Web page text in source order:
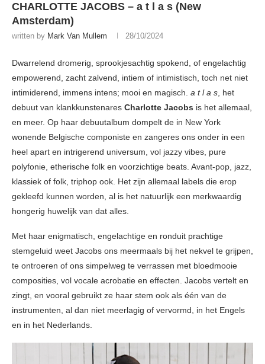
CHARLOTTE JACOBS – a t l a s (New
Amsterdam)
written by Mark Van Mullem 28/10/2024
Dwarrelend dromerig, sprookjesachtig spokend, of engelachtig
empowerend, zacht zalvend, intiem of intimistisch, toch net niet
intimiderend, immens intens; mooi en magisch. a t l a s, het
debuut van klankkunstenares Charlotte Jacobs is het allemaal,
en meer. Op haar debuutalbum dompelt de in New York
wonende Belgische componiste en zangeres ons onder in een
heel apart en intrigerend universum, vol jazzy vibes, pure
polyfonie, etherische folk en voorzichtige beats. Avant-pop, jazz,
klassiek of folk, triphop ook. Het zijn allemaal labels die erop
gekleefd kunnen worden, al is het natuurlijk een merkwaardig
hongerig huwelijk van dat alles.
Met haar enigmatisch, engelachtige en ronduit prachtige
stemgeluid weet Jacobs ons meermaals bij het nekvel te grijpen,
te ontroeren of ons simpelweg te verrassen met bloedmooie
composities, vol vocale acrobatie en effecten. Jacobs vertelt en
zingt, en vooral gebruikt ze haar stem ook als één van de
instrumenten, al dan niet meerlagig of vervormd, in het Engels
en in het Nederlands.